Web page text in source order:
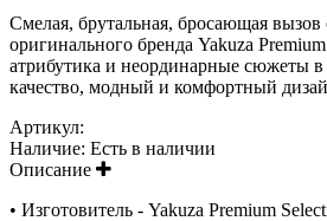
Смелая, брутальная, бросающая вызов
оригинального бренда Yakuza
атрибутика и неординарные сюжеты в
качество, модный и комфортный
Артикул:
Наличие: Есть в наличии
Описание
• Изготовитель - Yakuza Premium